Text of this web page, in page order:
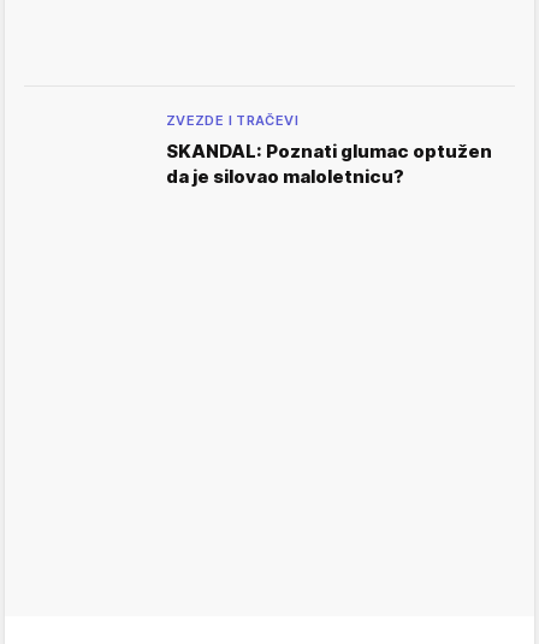
ZVEZDE I TRAČEVI
SKANDAL: Poznati glumac optužen
da je silovao maloletnicu?